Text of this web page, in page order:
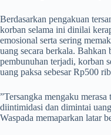
​Berdasarkan pengakuan
korban selama ini dinilai
emosional serta sering
uang secara berkala. Bahkan
pembunuhan terjadi, korban
uang paksa sebesar Rp500
​”Tersangka mengaku merasa
diintimidasi dan dimintai
Waspada memaparkan latar